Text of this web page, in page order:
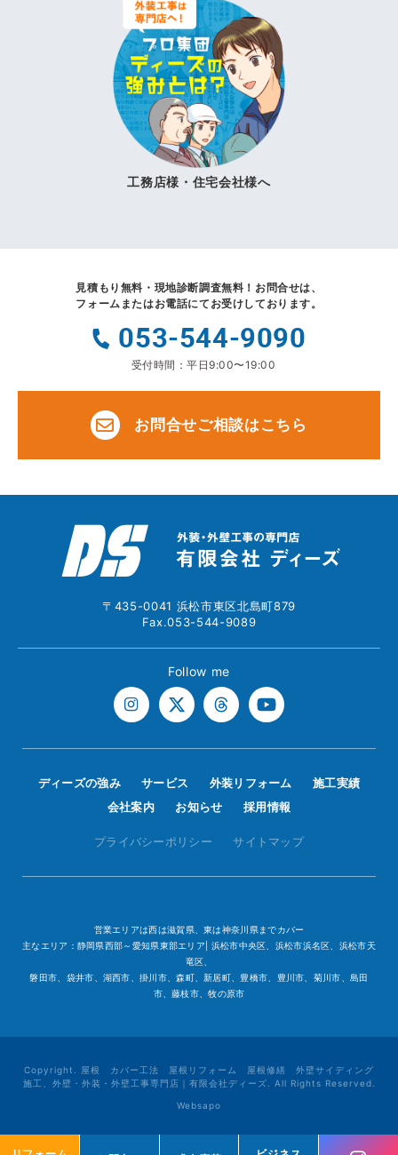
工務店様・住宅会社様へ
見積もり無料・現地診断調査無料！ お問合せは、
フォームまたはお電話にてお受けしております。
053-544-9090
受付時間：平日9:00〜19:00
お問合せご相談はこちら
〒435-0041 浜松市東区北島町879
Fax.053-544-9089
Follow me
ディーズの強み サービス 外装リフォーム
施工実績
会社案内
お知らせ 採用情報
プライバシーポリシー サイトマップ
営業エリアは西は滋賀県、東は神奈川県までカバー
主なエリア：静岡県西部～愛知県東部エリア| 浜松市中央区、浜松市浜名区、浜松市天
竜区、
磐田市、袋井市、湖西市、掛川市、森町、新居町、豊橋市、豊川市、菊川市、島田
市、藤枝市、牧の原市
Copyright. 屋根 カバー工法 屋根リフォーム 屋根修繕 外壁サイディング
施工、外壁・外装・外壁工事専門店｜有限会社ディーズ. All Rights Reserved.
Websapo